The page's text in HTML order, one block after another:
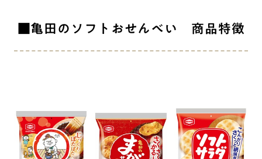
■亀田のソフトおせんべい 商品特徴